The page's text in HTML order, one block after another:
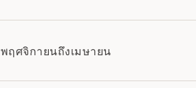
พฤศจิกายนถึงเมษายน